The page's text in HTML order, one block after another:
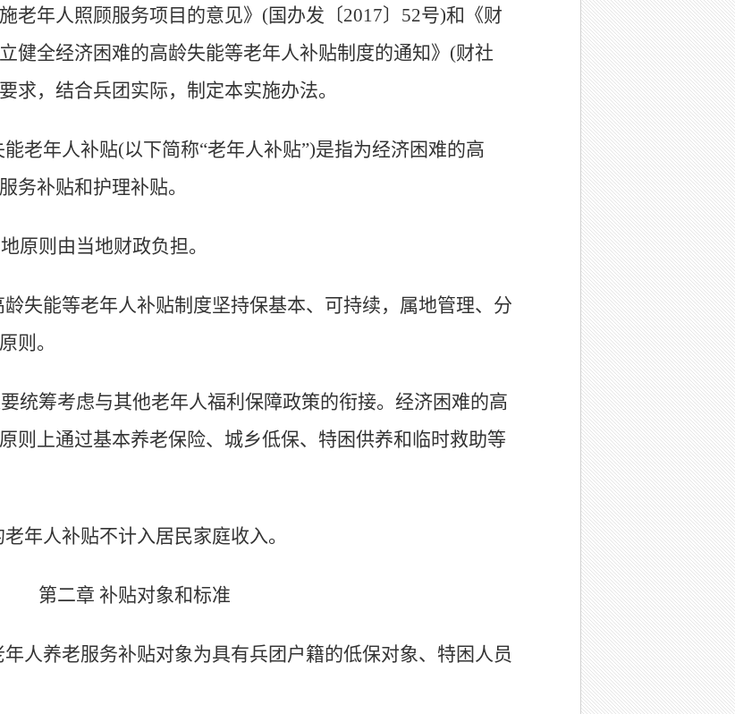
老年人照顾服务项目的意见》(国办发〔2017〕52号)和《财
健全经济困难的高龄失能等老年人补贴制度的通知》(财社
求，结合兵团实际，制定本实施办法。
老年人补贴(以下简称“老年人补贴”)是指为经济困难的高
务补贴和护理补贴。
原则由当地财政负担。
失能等老年人补贴制度坚持保基本、可持续，属地管理、分
则。
统筹考虑与其他老年人福利保障政策的衔接。经济困难的高
则上通过基本养老保险、城乡低保、特困供养和临时救助等
年人补贴不计入居民家庭收入。
第二章 补贴对象和标准
人养老服务补贴对象为具有兵团户籍的低保对象、特困人员